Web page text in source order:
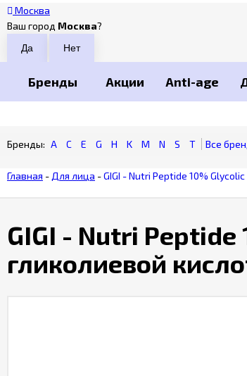
Москва
Ваш город Москва?
Бренды Акции Anti-age
A C E G H K M N S T
Главная - Для лица -GIGI - Nutri Peptide 10%
GIGI - Nutri
гликолиевой